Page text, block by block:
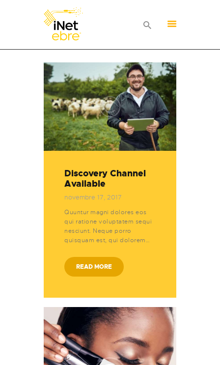
INICI
TARIFES
SERVEIS
CONTACTA
Discovery Channel
Available
novembre 17, 2017
Quuntur magni dolores eos
qui ratione voluptatem sequi
nesciunt. Neque porro
quisquam est, qui dolorem…
READ MORE